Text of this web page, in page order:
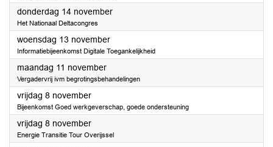
donderdag 14 november2024
Het Nationaal Deltacongres
woensdag 13 november2024
Informatiebijeenkomst Digitale Toegankelijkheid
maandag 11 november2024
Vergadervrij ivm begrotingsbehandelingen
vrijdag 8 november2024
Bijeenkomst Goed werkgeverschap, goede ondersteuning
vrijdag 8 november2024
Energie Transitie Tour Overijssel